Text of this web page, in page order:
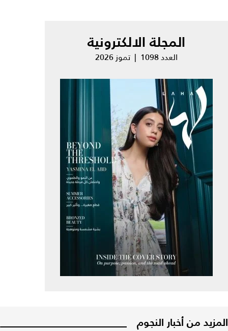
المجلة الالكترونية
العدد 1098 | تموز 2026
المزيد من أخبار النجوم